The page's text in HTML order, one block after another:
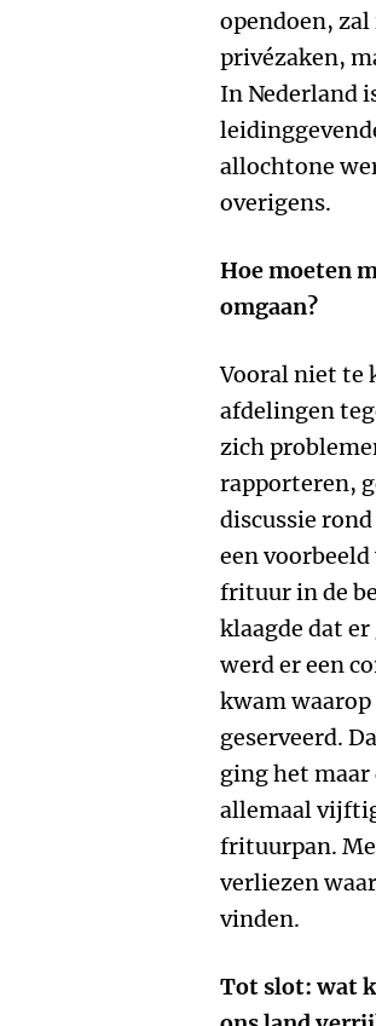
opendoen,
privézaken,
In Nederland
allochtone
overigens.
Hoe moeten
omgaan?
Vooral niet te
afdelingen
zich
rapporteren,
discussie
een
frituur in de
klaagde dat
werd er een
kwam waarop
geserveerd.
ging het maar
allemaal
frituurpan.
verliezen
vinden.
Tot slot: wat